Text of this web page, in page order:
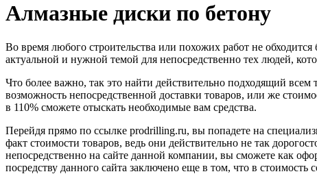
Алмазные диски по бетону
Во время любого строительства или похожих работ не
актуальной и нужной темой для непосредственно тех людей,
Что более важно, так это найти действительно подходящий
возможность непосредственной доставки товаров, или же
в 110% сможете отыскать необходимые вам средства.
Перейдя прямо по ссылке prodrilling.ru, вы попадете на
факт стоимости товаров, ведь они действительно не так
непосредственно на сайте данной компании, вы сможете как
посредству данного сайта заключено еще в том, что в